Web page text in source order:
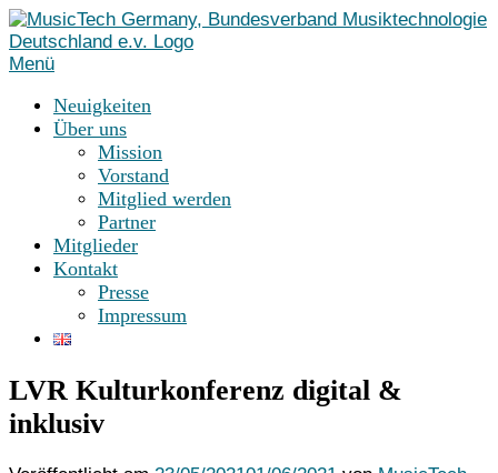
Zum
Inhalt
springen
Menü
Neuigkeiten
Über uns
Mission
Vorstand
Mitglied werden
Partner
Mitglieder
Kontakt
Presse
Impressum
LVR Kulturkonferenz digital &
inklusiv